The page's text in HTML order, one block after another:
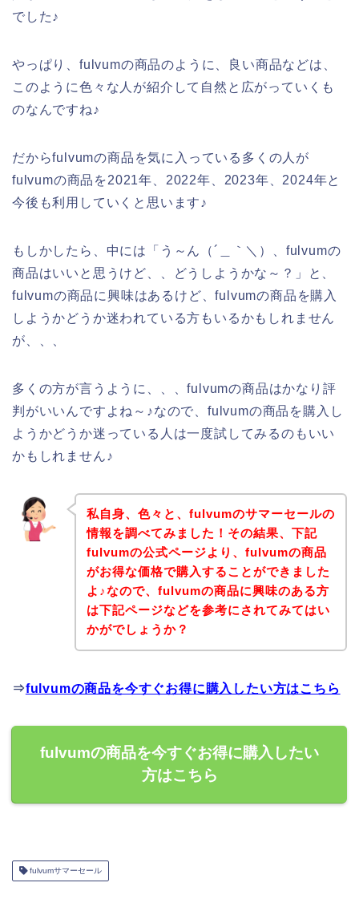
でした♪
やっぱり、fulvumの商品のように、良い商品などは、
このように色々な人が紹介して自然と広がっていくも
のなんですね♪
だからfulvumの商品を気に入っている多くの人が
fulvumの商品を2021年、2022年、2023年、2024年と
今後も利用していくと思います♪
もしかしたら、中には「う～ん（´＿｀＼）、fulvumの
商品はいいと思うけど、、どうしようかな～？」と、
fulvumの商品に興味はあるけど、fulvumの商品を購入
しようかどうか迷われている方もいるかもしれません
が、、、
多くの方が言うように、、、fulvumの商品はかなり評
判がいいんですよね～♪なので、fulvumの商品を購入し
ようかどうか迷っている人は一度試してみるのもいい
かもしれません♪
私自身、色々と、fulvumのサマーセールの
情報を調べてみました！その結果、下記
fulvumの公式ページより、fulvumの商品
がお得な価格で購入することができました
よ♪なので、fulvumの商品に興味のある方
は下記ページなどを参考にされてみてはい
かがでしょうか？
⇒fulvumの商品を今すぐお得に購入したい方はこちら
fulvumの商品を今すぐお得に購入したい
方はこちら
fulvumサマーセール